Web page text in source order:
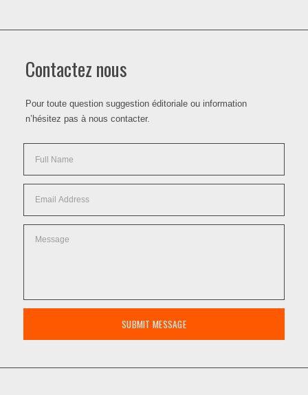
Contactez nous
Pour toute question suggestion éditoriale ou information
n’hésitez pas à nous contacter.
SUBMIT MESSAGE